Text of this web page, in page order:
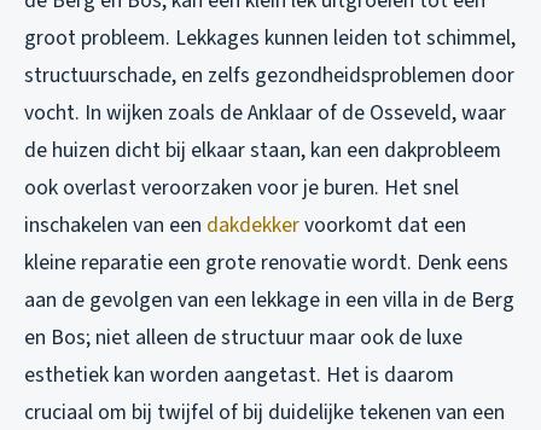
groot probleem. Lekkages kunnen leiden tot schimmel,
structuurschade, en zelfs gezondheidsproblemen door
vocht. In wijken zoals de Anklaar of de Osseveld, waar
de huizen dicht bij elkaar staan, kan een dakprobleem
ook overlast veroorzaken voor je buren. Het snel
inschakelen van een dakdekkervoorkomt dat een
kleine reparatie een grote renovatie wordt. Denk eens
aan de gevolgen van een lekkage in een villa in de Berg
en Bos; niet alleen de structuur maar ook de luxe
esthetiek kan worden aangetast. Het is daarom
cruciaal om bij twijfel of bij duidelijke tekenen van een